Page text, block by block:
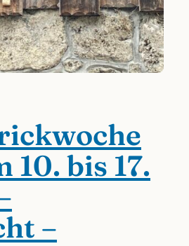
10. bis 17.
–